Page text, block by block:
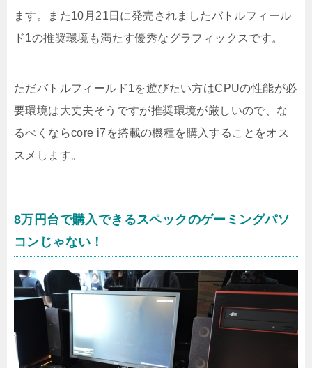
ます。また10月21日に発売されましたバトルフィール
ド1の推奨環境も満たす優秀なグラフィックスです。
ただバトルフィールド1を遊びたい方はCPUの性能が必
要環境は大丈夫そうですが推奨環境が厳しいので、な
るべくならcore i7を搭載の機種を購入することをオス
スメします。
8万円台で購入できるスペックのゲーミングパソ
コンじゃない！